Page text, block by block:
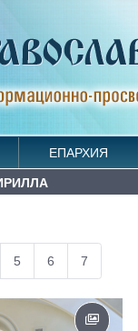
ЕПАРХИЯ
5 6 7